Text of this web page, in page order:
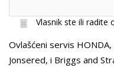
Vlasnik ste ili radite
Ovlašćeni servis
Jonsered, i Briggs and